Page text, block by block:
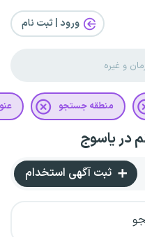
ورود | ثبت‌ نام
منطقه جستجو
در یاسوج
ثبت آگهی استخدام